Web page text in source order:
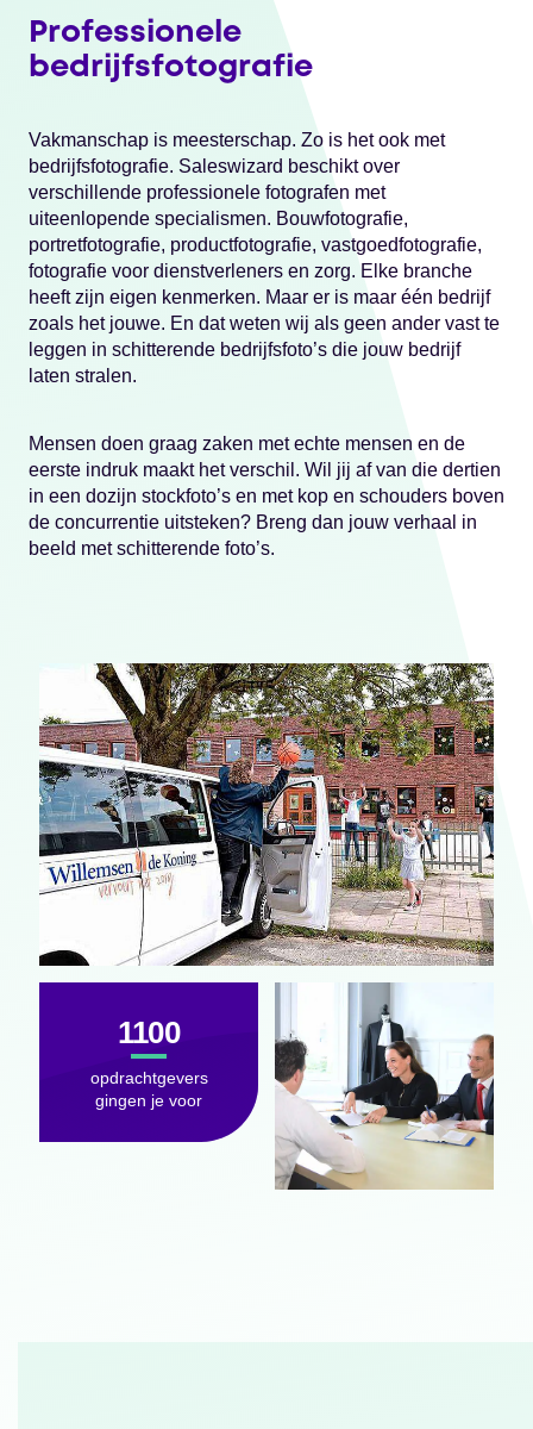
Professionele
bedrijfsfotografie
Vakmanschap is meesterschap. Zo is het ook met
bedrijfsfotografie. Saleswizard beschikt over
verschillende professionele fotografen met
uiteenlopende specialismen. Bouwfotografie,
portretfotografie, productfotografie, vastgoedfotografie,
fotografie voor dienstverleners en zorg. Elke branche
heeft zijn eigen kenmerken. Maar er is maar één bedrijf
zoals het jouwe. En dat weten wij als geen ander vast te
leggen in schitterende bedrijfsfoto’s die jouw bedrijf
laten stralen.
Mensen doen graag zaken met echte mensen en de
eerste indruk maakt het verschil. Wil jij af van die dertien
in een dozijn stockfoto’s en met kop en schouders boven
de concurrentie uitsteken? Breng dan jouw verhaal in
beeld met schitterende foto’s.
1100
opdrachtgevers
gingen je voor